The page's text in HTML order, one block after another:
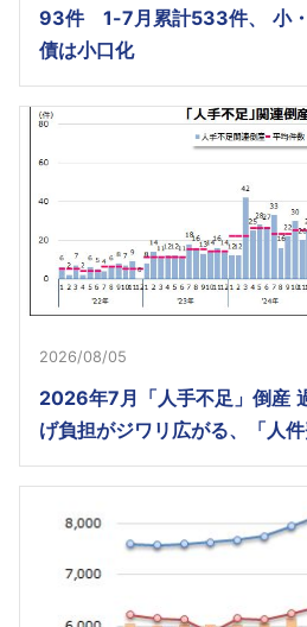
93件 1-7月累計533件、 小・
債は小口化
2026/08/05
2026年7月「人手不足」倒産
げ負担がジワリ広がる、「人